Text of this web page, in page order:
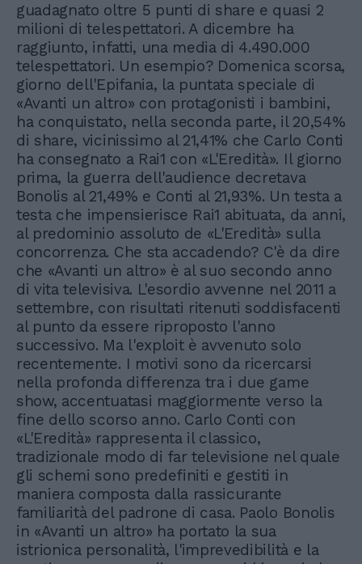
guadagnato oltre 5 punti di share e quasi 2
milioni di telespettatori. A dicembre ha
raggiunto, infatti, una media di 4.490.000
telespettatori. Un esempio? Domenica scorsa,
giorno dell'Epifania, la puntata speciale di
«Avanti un altro» con protagonisti i bambini,
ha conquistato, nella seconda parte, il 20,54%
di share, vicinissimo al 21,41% che Carlo Conti
ha consegnato a Rai1 con «L'Eredità». Il giorno
prima, la guerra dell'audience decretava
Bonolis al 21,49% e Conti al 21,93%. Un testa a
testa che impensierisce Rai1 abituata, da anni,
al predominio assoluto de «L'Eredità» sulla
concorrenza. Che sta accadendo? C'è da dire
che «Avanti un altro» è al suo secondo anno
di vita televisiva. L'esordio avvenne nel 2011 a
settembre, con risultati ritenuti soddisfacenti
al punto da essere riproposto l'anno
successivo. Ma l'exploit è avvenuto solo
recentemente. I motivi sono da ricercarsi
nella profonda differenza tra i due game
show, accentuatasi maggiormente verso la
fine dello scorso anno. Carlo Conti con
«L'Eredità» rappresenta il classico,
tradizionale modo di far televisione nel quale
gli schemi sono predefiniti e gestiti in
maniera composta dalla rassicurante
familiarità del padrone di casa. Paolo Bonolis
in «Avanti un altro» ha portato la sua
istrionica personalità, l'imprevedibilità e la